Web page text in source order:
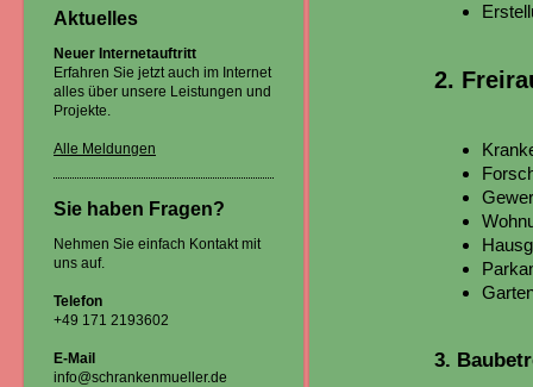
Aktuelles
Neuer Internetauftritt
Erfahren Sie jetzt auch im Internet
alles über unsere Leistungen und
Projekte.
Alle Meldungen
Sie haben Fragen?
Nehmen Sie einfach Kontakt mit
uns auf.
Telefon
+49 171 2193602
E-Mail
info@schrankenmueller.de
2.
3.